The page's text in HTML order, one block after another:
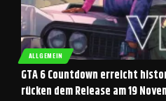
ALLGEMEIN
GTA 6 Countdown erreicht
rücken dem Release am 19